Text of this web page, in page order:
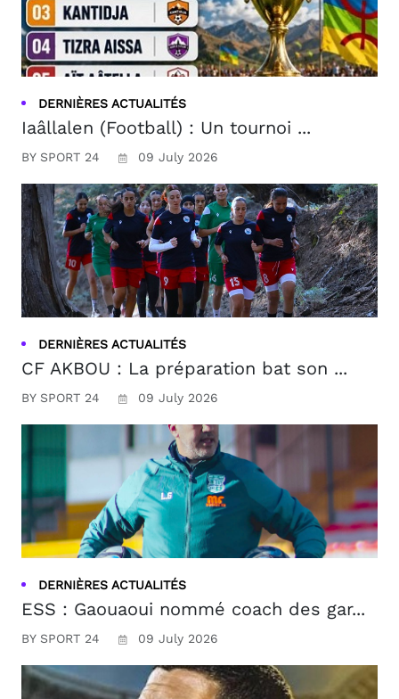
DERNIÈRES ACTUALITÉS
Iaâllalen (Football) : Un tournoi ...
BY SPORT 24 09 July 2026
DERNIÈRES ACTUALITÉS
CF AKBOU : La préparation bat son ...
BY SPORT 24 09 July 2026
DERNIÈRES ACTUALITÉS
ESS : Gaouaoui nommé coach des gar...
BY SPORT 24 09 July 2026